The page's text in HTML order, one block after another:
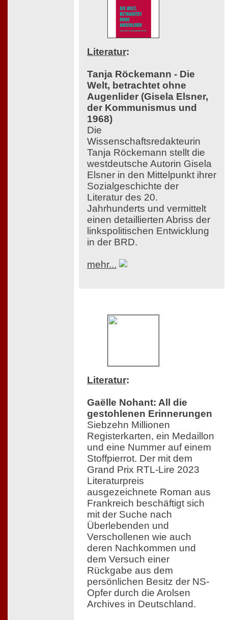
Literatur:
Tanja Röckemann - Die
Welt, betrachtet ohne
Augenlider (Gisela Elsner,
der Kommunismus und
1968)
Die
Wissenschaftsredakteurin
Tanja Röckemann stellt die
westdeutsche Autorin Gisela
Elsner in den Mittelpunkt ihrer
Sozialgeschichte der
Literatur des 20.
Jahrhunderts und vermittelt
einen detaillierten Abriss der
linkspolitischen Entwicklung
in der BRD.
mehr...
Literatur:
Gaëlle Nohant: All die
gestohlenen Erinnerungen
Siebzehn Millionen
Registerkarten, ein Medaillon
und eine Nummer auf einem
Stoffpierrot. Der mit dem
Grand Prix RTL-Lire 2023
Literaturpreis
ausgezeichnete Roman aus
Frankreich beschäftigt sich
mit der Suche nach
Überlebenden und
Verschollenen wie auch
deren Nachkommen und
dem Versuch einer
Rückgabe aus dem
persönlichen Besitz der NS-
Opfer durch die Arolsen
Archives in Deutschland.